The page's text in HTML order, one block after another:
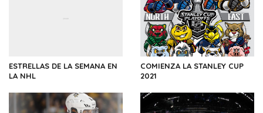
ESTRELLAS DE LA SEMANA EN
LA NHL
COMIENZA LA STANLEY CUP
2021